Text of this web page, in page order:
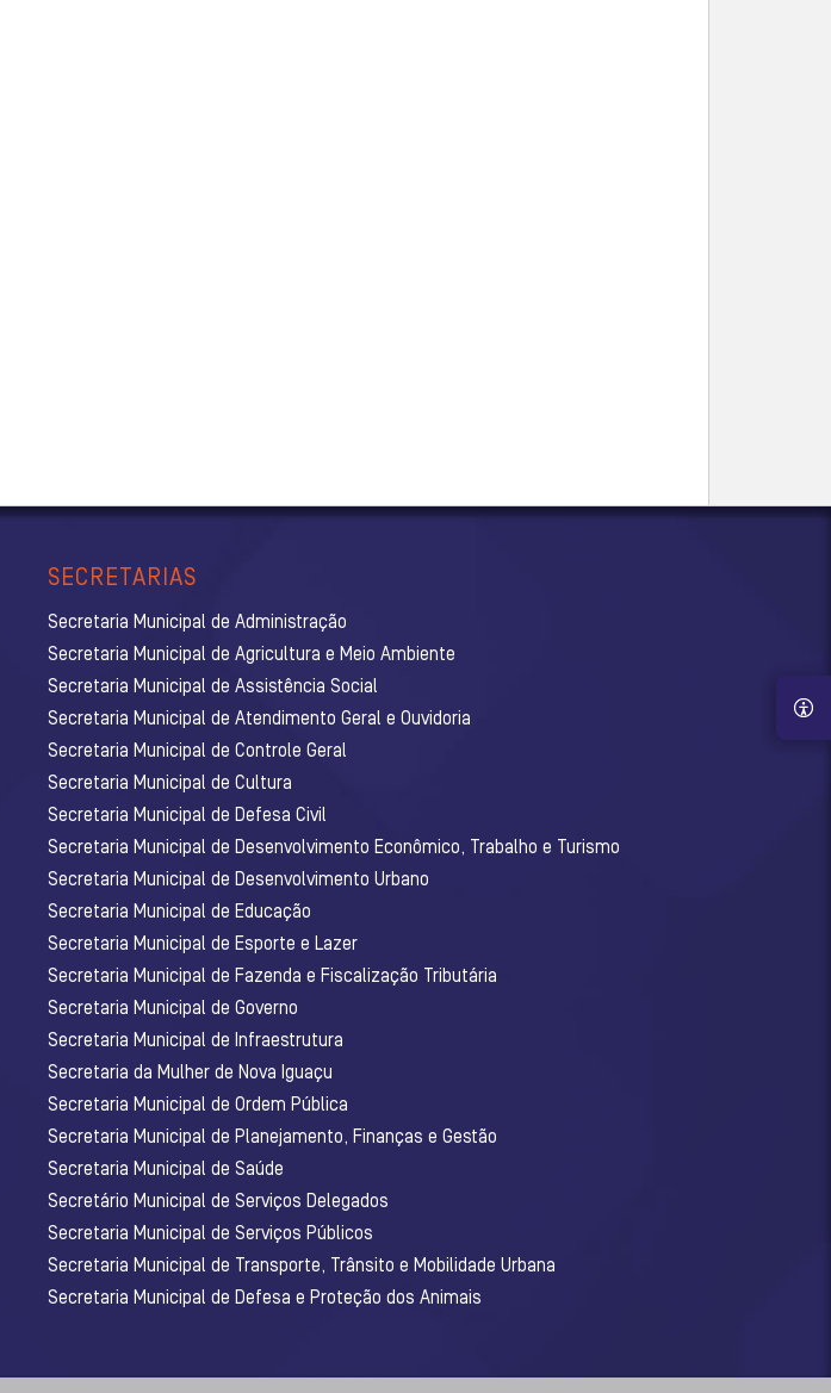
SECRETARIAS
Secretaria Municipal de Administração
Secretaria Municipal de Agricultura e Meio Ambiente
Secretaria Municipal de Assistência Social
Secretaria Municipal de Atendimento Geral e Ouvidoria
Secretaria Municipal de Controle Geral
Secretaria Municipal de Cultura
Secretaria Municipal de Defesa Civil
Secretaria Municipal de Desenvolvimento Econômico, Trabalho e Turismo
Secretaria Municipal de Desenvolvimento Urbano
Secretaria Municipal de Educação
Secretaria Municipal de Esporte e Lazer
Secretaria Municipal de Fazenda e Fiscalização Tributária
Secretaria Municipal de Governo
Secretaria Municipal de Infraestrutura
Secretaria da Mulher de Nova Iguaçu
Secretaria Municipal de Ordem Pública
Secretaria Municipal de Planejamento, Finanças e Gestão
Secretaria Municipal de Saúde
Secretário Municipal de Serviços Delegados
Secretaria Municipal de Serviços Públicos
Secretaria Municipal de Transporte, Trânsito e Mobilidade Urbana
Secretaria Municipal de Defesa e Proteção dos Animais